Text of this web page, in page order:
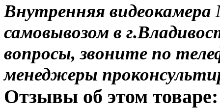
Внутренняя видеокамера
самовывозом в
вопросы, звоните по
менеджеры
Отзывы об этом товаре: